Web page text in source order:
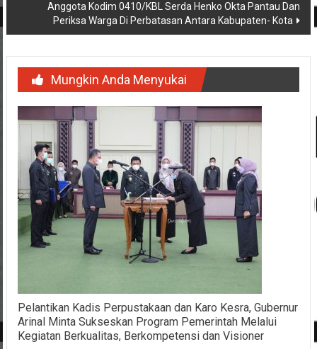
Anggota Kodim 0410/KBL Serda Henko Okta Pantau Dan
Periksa Warga Di Perbatasan Antara Kabupaten- Kota
Mungkin Anda Menyukai
Pelantikan Kadis Perpustakaan dan Karo Kesra, Gubernur
Arinal Minta Sukseskan Program Pemerintah Melalui
Kegiatan Berkualitas, Berkompetensi dan Visioner